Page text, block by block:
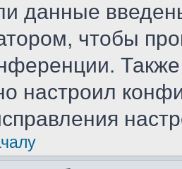
данные
чтобы
настроил